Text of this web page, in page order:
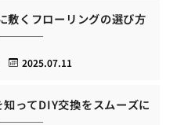
敷くフローリングの選び方
2025.07.11
ってDIY交換をスムーズに